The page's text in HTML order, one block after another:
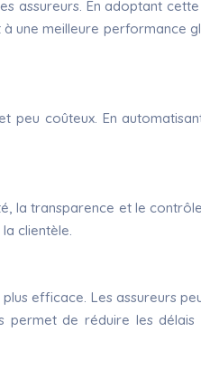
assureurs. En adoptant
une meilleure performance
peu coûteux. En
la transparence et le
clientèle.
efficace. Les assureurs
de réduire les délais